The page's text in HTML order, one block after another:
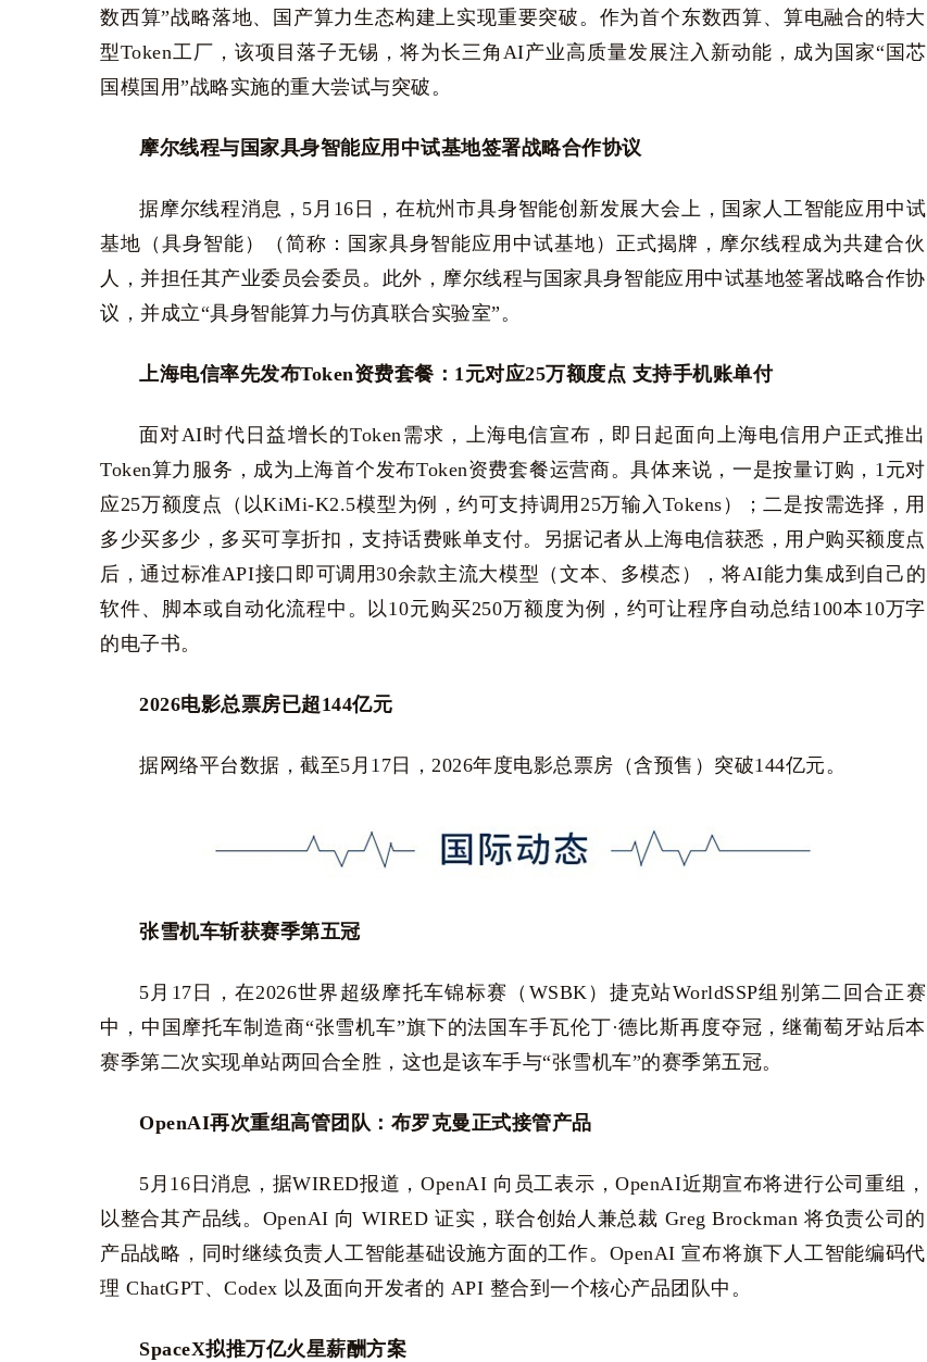
数西算”战略落地、国产算力生态构建上实现重要突破。作为首个东数西算、算电融合的特大
型Token工厂，该项目落子无锡，将为长三角AI产业高质量发展注入新动能，成为国家“国芯
国模国用”战略实施的重大尝试与突破。
摩尔线程与国家具身智能应用中试基地签署战略合作协议
据摩尔线程消息，5月16日，在杭州市具身智能创新发展大会上，国家人工智能应用中试
基地（具身智能）（简称：国家具身智能应用中试基地）正式揭牌，摩尔线程成为共建合伙
人，并担任其产业委员会委员。此外，摩尔线程与国家具身智能应用中试基地签署战略合作协
议，并成立“具身智能算力与仿真联合实验室”。
上海电信率先发布Token资费套餐：1元对应25万额度点 支持手机账单付
面对AI时代日益增长的Token需求，上海电信宣布，即日起面向上海电信用户正式推出
Token算力服务，成为上海首个发布Token资费套餐运营商。具体来说，一是按量订购，1元对
应25万额度点（以KiMi-K2.5模型为例，约可支持调用25万输入Tokens）；二是按需选择，用
多少买多少，多买可享折扣，支持话费账单支付。另据记者从上海电信获悉，用户购买额度点
后，通过标准API接口即可调用30余款主流大模型（文本、多模态），将AI能力集成到自己的
软件、脚本或自动化流程中。以10元购买250万额度为例，约可让程序自动总结100本10万字
的电子书。
2026电影总票房已超144亿元
据网络平台数据，截至5月17日，2026年度电影总票房（含预售）突破144亿元。
张雪机车斩获赛季第五冠
5月17日，在2026世界超级摩托车锦标赛（WSBK）捷克站WorldSSP组别第二回合正赛
中，中国摩托车制造商“张雪机车”旗下的法国车手瓦伦丁·德比斯再度夺冠，继葡萄牙站后本
赛季第二次实现单站两回合全胜，这也是该车手与“张雪机车”的赛季第五冠。
OpenAI再次重组高管团队：布罗克曼正式接管产品
5月16日消息，据WIRED报道，OpenAI 向员工表示，OpenAI近期宣布将进行公司重组，
以整合其产品线。OpenAI 向 WIRED 证实，联合创始人兼总裁 Greg Brockman 将负责公司的
产品战略，同时继续负责人工智能基础设施方面的工作。OpenAI 宣布将旗下人工智能编码代
理 ChatGPT、Codex 以及面向开发者的 API 整合到一个核心产品团队中。
SpaceX拟推万亿火星薪酬方案